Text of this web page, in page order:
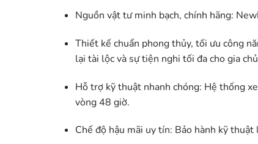
Nguồn vật tư minh bạch, chính hãng:
Thiết kế chuẩn phong thủy, tối ưu công
lại tài lộc và sự tiện nghi tối đa cho gia
Hỗ trợ kỹ thuật nhanh chóng: Hệ thống
vòng 48 giờ.
Chế độ hậu mãi uy tín: Bảo hành kỹ